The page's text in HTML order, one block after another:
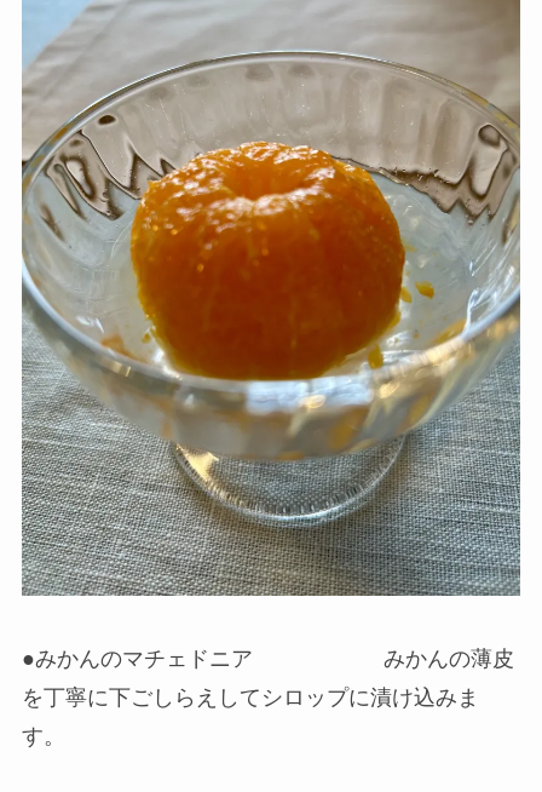
●みかんのマチェドニア みかんの薄皮
を丁寧に下ごしらえしてシロップに漬け込みま
す。